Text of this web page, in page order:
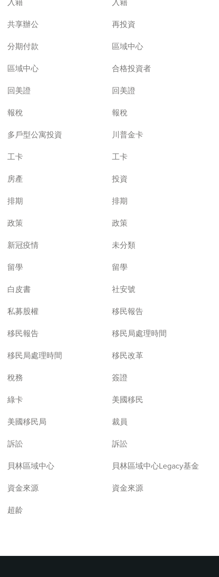
入籍
入籍
共享辦公
再投資
分期付款
區域中心
區域中心
合格投資者
回美證
回美證
報稅
報稅
多戶型公寓投資
川普金卡
工卡
工卡
房產
投資
排期
排期
政策
政策
新冠疫情
未分類
留學
留學
白皮書
社安號
私募股權
移民報告
移民報告
移民局處理時間
移民局處理時間
移民改革
稅務
簽證
綠卡
美國移民
美國移民局
裁員
訴訟
訴訟
貝林區域中心
貝林區域中心Legacy基金
資金來源
資金來源
超龄